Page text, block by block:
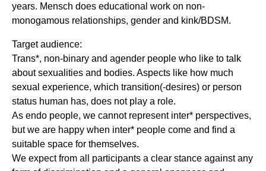
years. Mensch does educational work on non-
monogamous relationships, gender and kink/BDSM.
Target audience:
Trans*, non-binary and agender people who like to talk
about sexualities and bodies. Aspects like how much
sexual experience, which transition(-desires) or person
status human has, does not play a role.
As endo people, we cannot represent inter* perspectives,
but we are happy when inter* people come and find a
suitable space for themselves.
We expect from all participants a clear stance against any